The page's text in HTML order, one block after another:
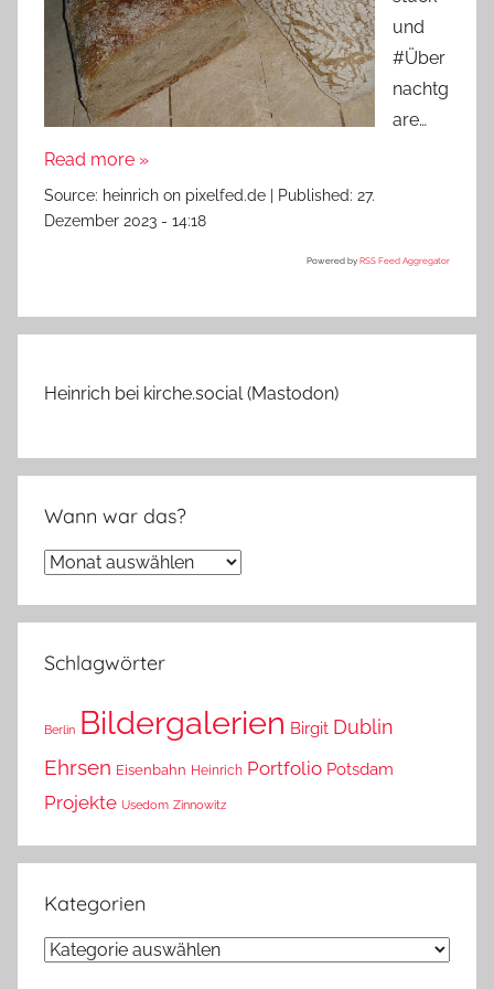
und
#Über
nachtg
are…
Read more »
Source: heinrich on pixelfed.de Published: 27.
Dezember 2023 - 14:18
Powered by RSS Feed Aggregator
Heinrich bei kirche.social (Mastodon)
Wann war das?
Wann
das?
Schlagwörter
Berlin Bildergalerien Birgit Dublin
Ehrsen Eisenbahn Heinrich Portfolio Potsdam
Projekte Usedom Zinnowitz
Kategorien
Kategorien